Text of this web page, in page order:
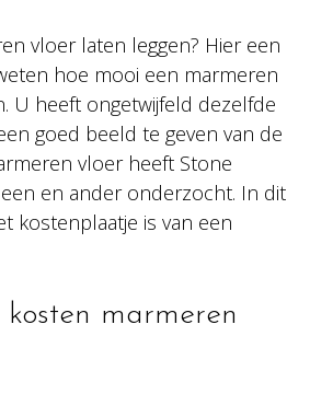
vloer laten leggen? Hier een
hoe mooi een marmeren
U heeft ongetwijfeld dezelfde
goed beeld te geven van de
vloer heeft Stone
en ander onderzocht. In dit
kostenplaatje is van een
marmeren